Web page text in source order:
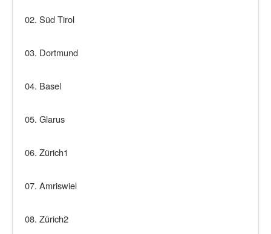
02. Süd Tirol
03. Dortmund
04. Basel
05. Glarus
06. Zürich1
07. Amriswiel
08. Zürich2